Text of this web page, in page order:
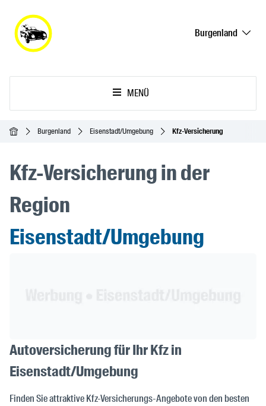
Burgenland
MENÜ
StartseiteBurgenland Eisenstadt/Umgebung Kfz-Versicherung
Kfz-Versicherung in der
Region
Eisenstadt/Umgebung
Autoversicherung für Ihr Kfz in
Eisenstadt/Umgebung
Finden Sie attraktive Kfz-Versicherungs-Angebote von den besten